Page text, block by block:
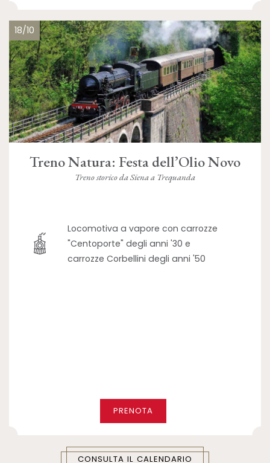
18/10
Treno Natura: Festa dell’Olio Novo
Treno storico da Siena a Trequanda
Locomotiva a vapore con carrozze
"Centoporte" degli anni '30 e
carrozze Corbellini degli anni '50
PRENOTA
CONSULTA IL CALENDARIO